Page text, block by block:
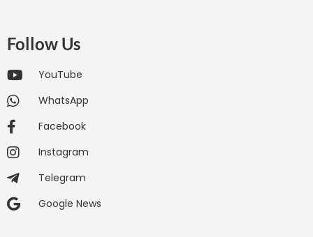
Follow Us
YouTube
WhatsApp
Facebook
Instagram
Telegram
Google News